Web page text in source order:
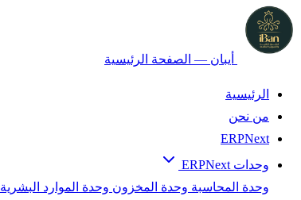
أيبان — الصفحة الرئيسية
الرئيسية
من نحن
ERPNext
وحدات ERPNext
وحدة المحاسبة وحدة المخزون وحدة الموارد البشرية